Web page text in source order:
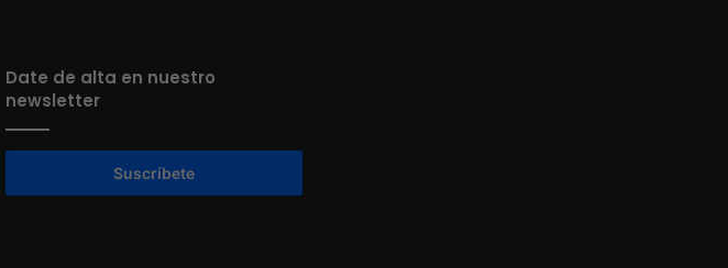
Date de alta en nuestro
newsletter
Suscríbete